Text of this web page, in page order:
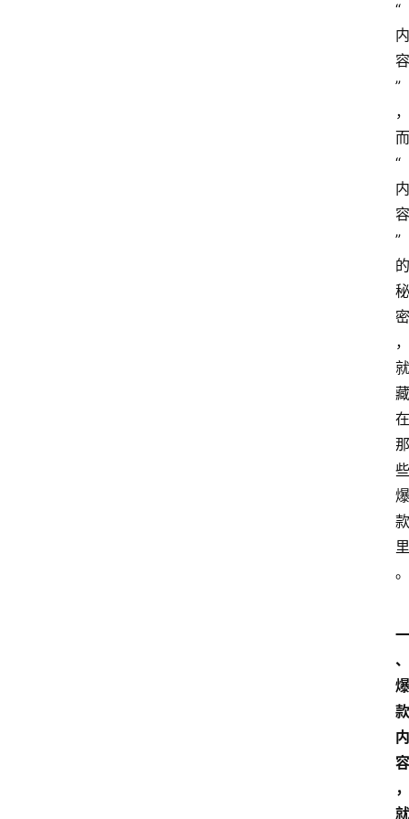
“
内
容
”
，
而
“
内
容
”
的
秘
密
，
就
藏
在
那
些
爆
款
里
。
一
、
爆
款
内
容
，
就